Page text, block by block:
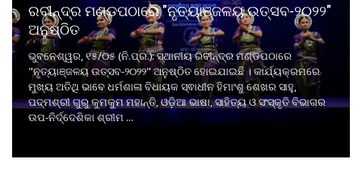
ରବୀନ୍ଦ୍ର ମଣ୍ଡପଠାରେ "ନୃତ୍ୟାଞ୍ଜଳୟ ଉତ୍ସବ-୨୦୨୨"
ଅନୁଷ୍ଠିତ
ଭୁବନେଶ୍ୱର, ୧୫/୦୫ (ନି.ପ୍ର.): ସ୍ଥାନୀୟ ରବୀନ୍ଦ୍ର ମଣ୍ଡପଠାରେ
"ନୃତ୍ୟାଞ୍ଜଳୟ ଉତ୍ସବ-୨୦୨୨" ଅନୁଷ୍ଠିତ ହୋଇଯାଇଛି । କାର୍ଯ୍ୟକ୍ରମରେ
ମୁଖ୍ୟ ଅତିଥି ଭାବେ ଧର୍ମଶାଳା ବିଧାୟକ ସ୍ଵାଧୀନ ହିମାଂଶୁ ଶେଖର ସାହୁ,
ପଦ୍ମଶ୍ରୀ ଗୁରୁ କୁମକୁମ ମହାନ୍ତି, ଓଡ଼ିଆ ଭାଷା, ସାହିତ୍ୟ ଓ ସଂସ୍କୃତି ବିଭାଗର
ଉପ-ନିର୍ଦ୍ଦେଶିକା ଶ୍ରୀମ ...